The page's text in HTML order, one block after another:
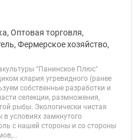
Оптовая торговля,
Фермерское хозяйство,
"Панинское Плюс"
клария угревидного (ранее
собственные разработки и
селекции, размножения,
рыбы. Экологически чистая
условиях замкнутого
с нашей стороны и со стороны